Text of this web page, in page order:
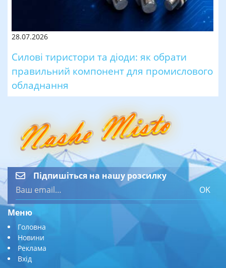
28.07.2026
Силові тиристори та діоди: як обрати
правильний компонент для промислового
обладнання
Підпишіться на нашу розсилку
OK
Меню
Головна
Новини
Реклама
Вхід